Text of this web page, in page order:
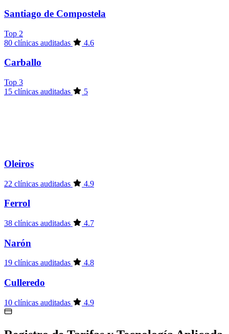
Santiago de Compostela
Top 2
80 clínicas auditadas
4.6
Carballo
Top 3
15 clínicas auditadas
5
Oleiros
22 clínicas auditadas 4.9
Ferrol
38 clínicas auditadas 4.7
Narón
19 clínicas auditadas 4.8
Culleredo
10 clínicas auditadas 4.9